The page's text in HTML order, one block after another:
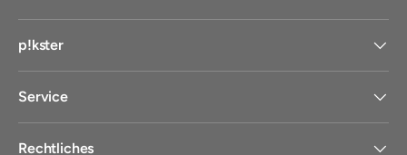
p!kster
Service
Rechtliches